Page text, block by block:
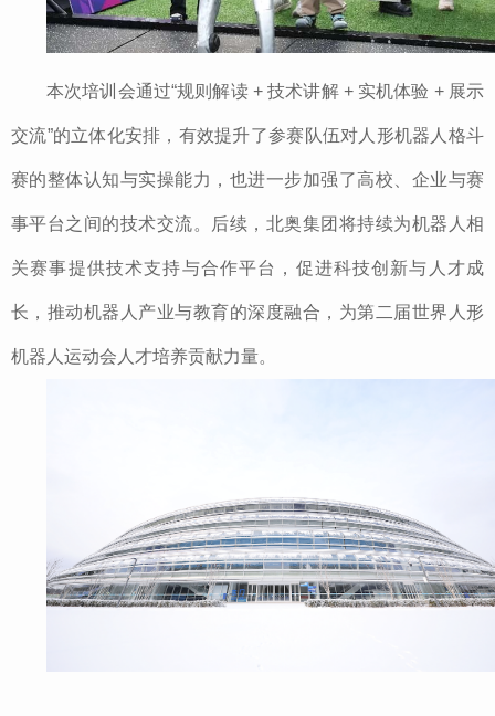
本次培训会通过“规则解读 + 技术讲解 + 实机体验 + 展示
交流”的立体化安排，有效提升了参赛队伍对人形机器人格斗
赛的整体认知与实操能力，也进一步加强了高校、企业与赛
事平台之间的技术交流。后续，北奥集团将持续为机器人相
关赛事提供技术支持与合作平台，促进科技创新与人才成
长，推动机器人产业与教育的深度融合，为第二届世界人形
机器人运动会人才培养贡献力量。